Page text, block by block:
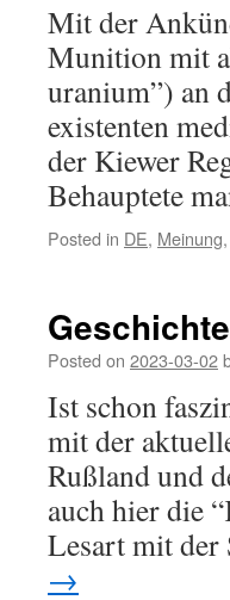
Mit der
Munition mit
uranium”) an
existenten
der Kiewer
Behauptete
Posted in DE, Meinung,
Posted on 2023-03-02
Ist schon
mit der
Rußland und
auch hier die
Lesart mit
→